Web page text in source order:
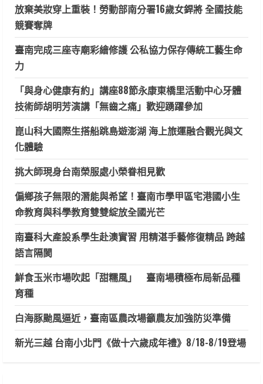
放棄美妝穿上重裝！勞動部南分署16歲女銲將 全國技能
競賽奪牌
臺南完成三座寺廟彩繪修護 公私協力保存傳統工藝生命
力
「與身心健康有約」講座88節永康東橋里活動中心牙體
技術師胡明芳演講「無齒之痛」歡迎踴躍參加
崑山科大國際生搭船跳島遊澎湖 海上旅運融合觀光與文
化體驗
挑大師現身台南榮服處小榮眷相見歡
偏鄉孩子無限的潛能與希望！臺南市學甲區宅港國小生
命教育與科學教育雙雙綻放全國光芒
南臺科大產設系學生赴澳實習 用精湛手藝修復精品 跨越
語言隔閡
鮮食玉米市場吹起「甜糯風」 臺南場積極布局新品種
育種
白海豚颱風逼近，臺南區農改場籲農友加強防災準備
新光三越 台南小北門《做十六歲成年禮》8/18-8/19登場